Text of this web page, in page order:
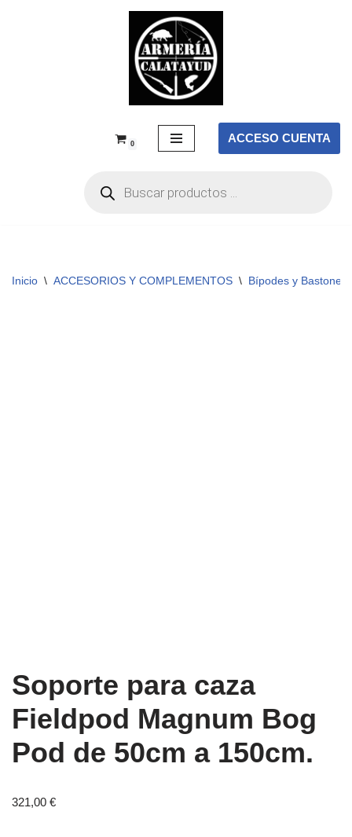
0 ACCESO CUENTA
Inicio \ ACCESORIOS Y COMPLEMENTOS \ Bípodes y Bastones
Soporte para caza
Fieldpod Magnum Bog
Pod de 50cm a 150cm.
321,00 €